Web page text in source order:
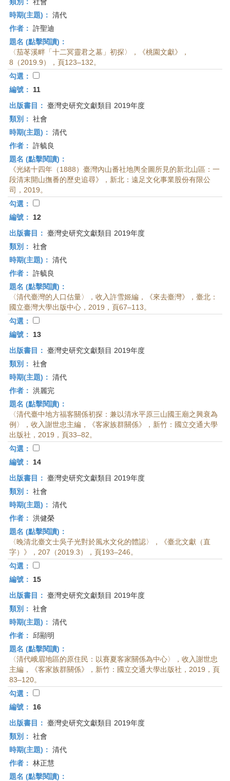
時期(主題)： 清代
作者： 許聖迪
題名 (點擊閱讀)：
〈茄苳溪畔「十二冥靈君之墓」初探〉，《桃園文獻》，
8（2019.9），頁123–132。
勾選：
編號：
11
出版書目： 臺灣史研究文獻類目 2019年度
類別： 社會
時期(主題)： 清代
作者： 許毓良
題名 (點擊閱讀)：
《光緒十四年（1888）臺灣內山番社地輿全圖所見的新北山區：一
段清末開山撫番的歷史追尋》，新北：遠足文化事業股份有限公
司，2019。
勾選：
編號：
12
出版書目： 臺灣史研究文獻類目 2019年度
類別： 社會
時期(主題)： 清代
作者： 許毓良
題名 (點擊閱讀)：
〈清代臺灣的人口估量〉，收入許雪姬編，《來去臺灣》，臺北：
國立臺灣大學出版中心，2019，頁67–113。
勾選：
編號：
13
出版書目： 臺灣史研究文獻類目 2019年度
類別： 社會
時期(主題)： 清代
作者： 洪麗完
題名 (點擊閱讀)：
〈清代臺中地方福客關係初探：兼以清水平原三山國王廟之興衰為
例〉，收入謝世忠主編，《客家族群關係》，新竹：國立交通大學
出版社，2019，頁33–82。
勾選：
編號：
14
出版書目： 臺灣史研究文獻類目 2019年度
類別： 社會
時期(主題)： 清代
作者： 洪健榮
題名 (點擊閱讀)：
〈晚清北臺文士吳子光對於風水文化的體認〉，《臺北文獻（直
字）》，207（2019.3），頁193–246。
勾選：
編號：
15
出版書目： 臺灣史研究文獻類目 2019年度
類別： 社會
時期(主題)： 清代
作者：
邱顯明
題名 (點擊閱讀)：
〈清代峨眉地區的原住民：以賽夏客家關係為中心〉，收入謝世忠
主編，《客家族群關係》，新竹：國立交通大學出版社，2019，頁
83–120。
勾選：
編號：
16
出版書目： 臺灣史研究文獻類目 2019年度
類別： 社會
時期(主題)： 清代
作者： 林正慧
題名 (點擊閱讀)：